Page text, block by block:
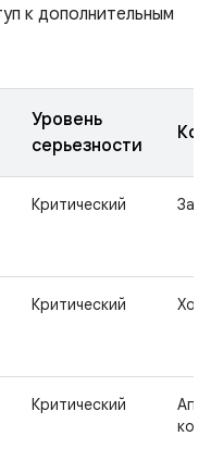
к дополнительным
Уровень
серьезности
Критический
Критический
Критический